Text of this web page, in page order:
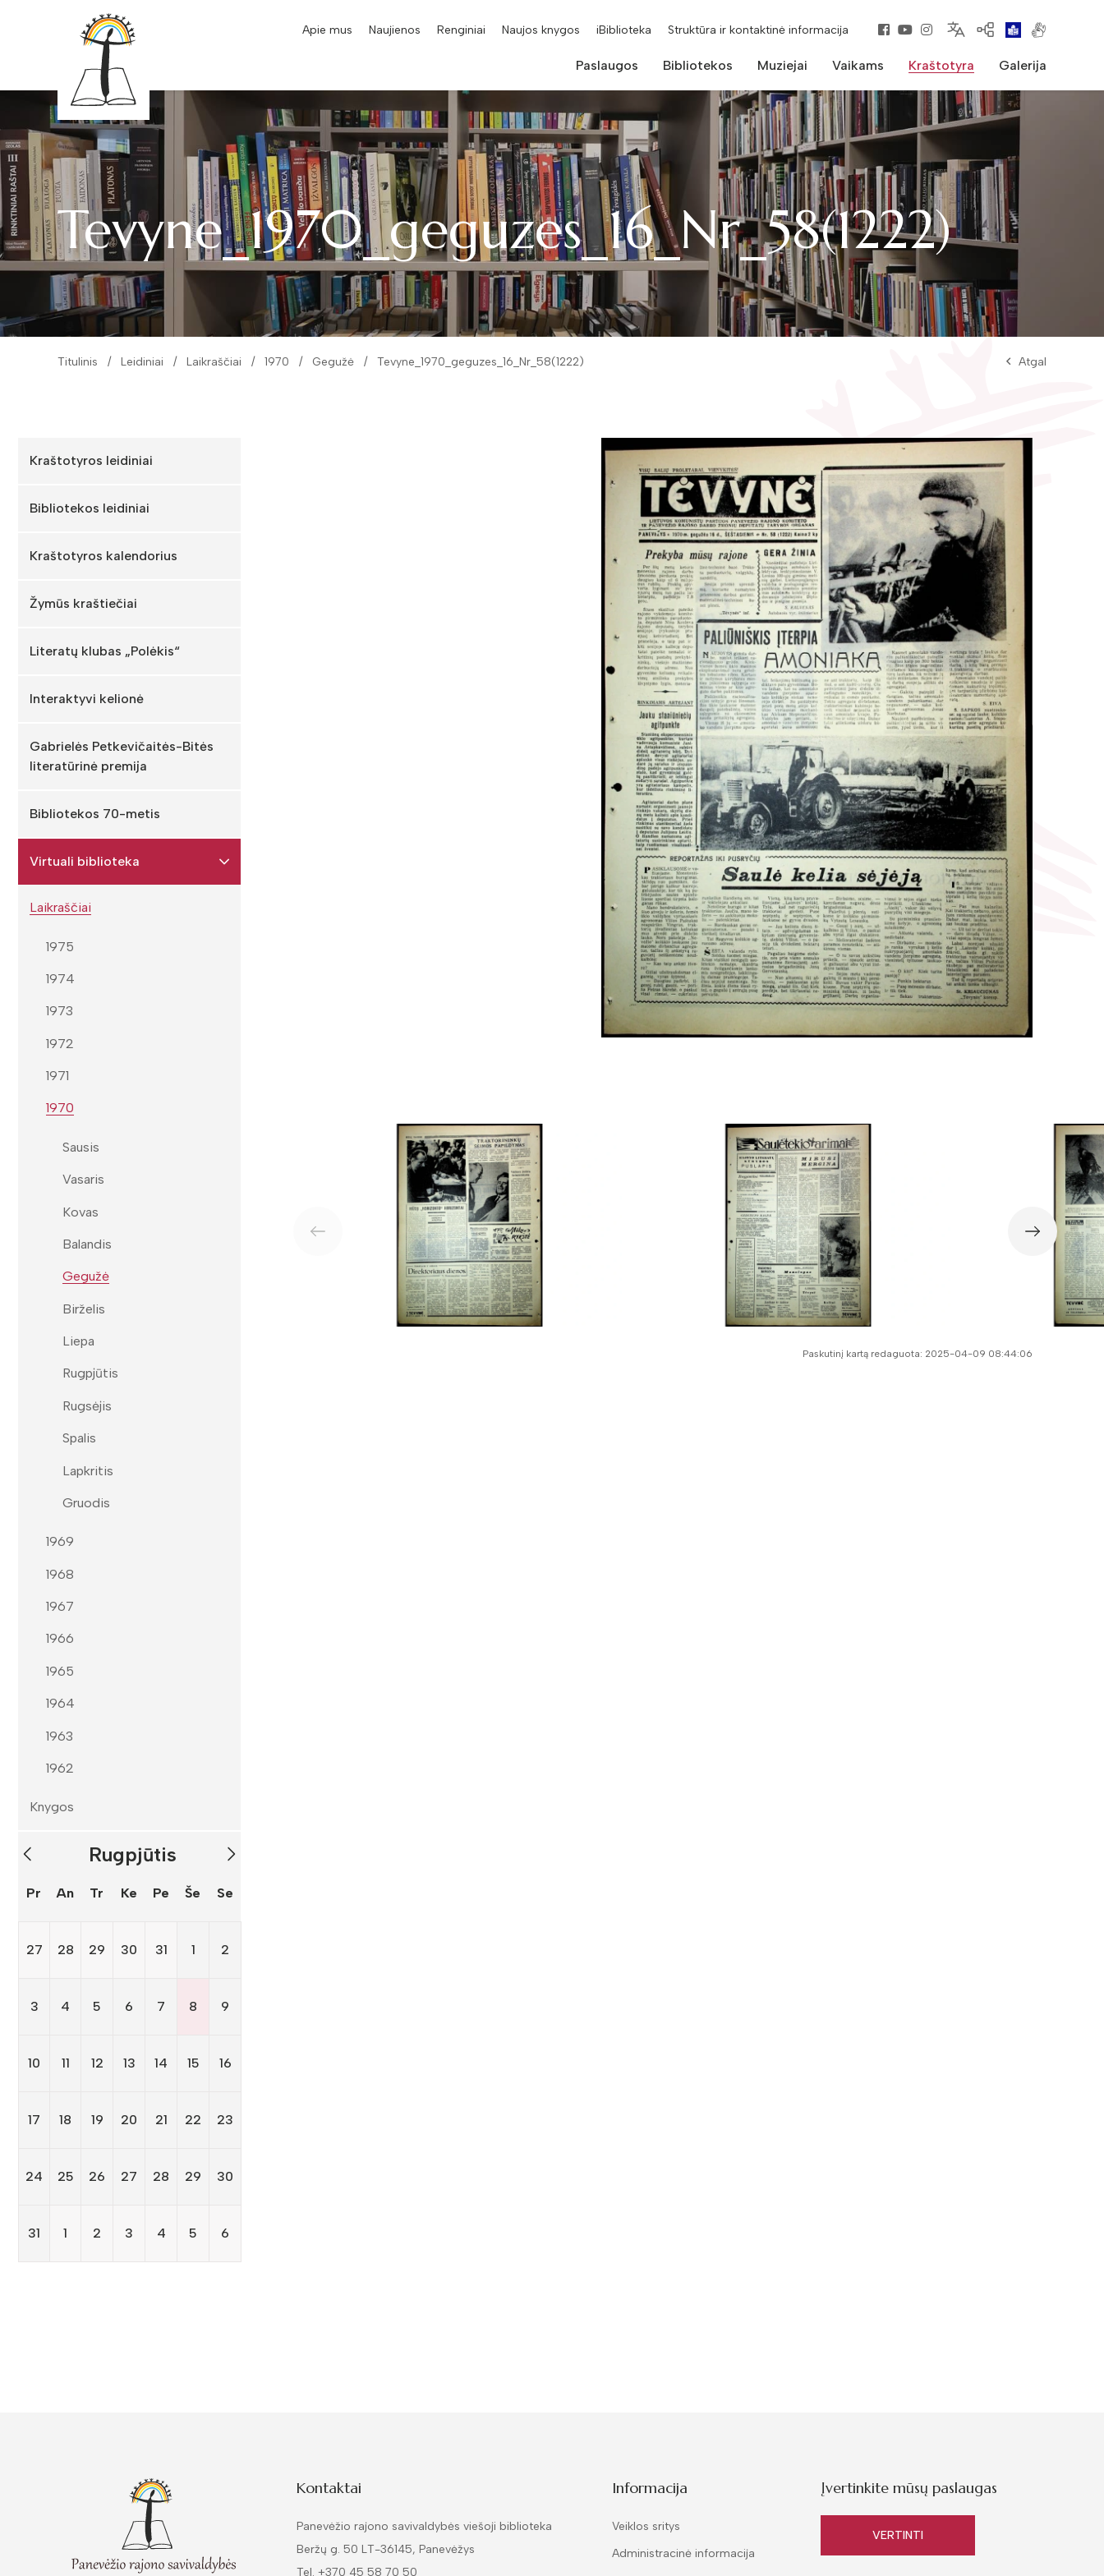
Apie mus Naujienos Renginiai Naujos knygos iBiblioteka Struktūra ir kontaktinė informacija
Paslaugos Bibliotekos Muziejai Vaikams Kraštotyra Galerija
Tevyne_1970_geguzes_16_Nr_58(1222)
Titulinis Leidiniai Laikraščiai 1970 Gegužė Tevyne_1970_geguzes_16_Nr_58(1222) Atgal
Kraštotyros leidiniai
Bibliotekos leidiniai
Kraštotyros kalendorius
Žymūs kraštiečiai
Literatų klubas „Polėkis“
Interaktyvi kelionė
Gabrielės Petkevičaitės-Bitės
literatūrinė premija
Bibliotekos 70-metis
Virtuali biblioteka
Laikraščiai
1975
1974
1973
1972
1971
1970
Sausis
Vasaris
Kovas
Balandis
Gegužė
Birželis
Liepa
Rugpjūtis
Rugsėjis
Spalis
Lapkritis
Gruodis
1969
1968
1967
1966
1965
1964
1963
1962
Knygos
Rugpjūtis
Pr An Tr Ke Pe Še Se
27 28 29 30 31 1 2
3 4 5 6 7 8 9
10 11 12 13 14 15 16
17 18 19 20 21 22 23
24 25 26 27 28 29 30
31 1 2 3 4 5 6
Paskutinį kartą redaguota: 2025-04-09 08:44:06
Kontaktai
Panevėžio rajono savivaldybės viešoji biblioteka
Beržų g. 50 LT-36145, Panevėžys
Tel. +370 45 58 70 50
Informacija
Veiklos sritys
Administracinė informacija
Įvertinkite mūsų paslaugas
VERTINTI